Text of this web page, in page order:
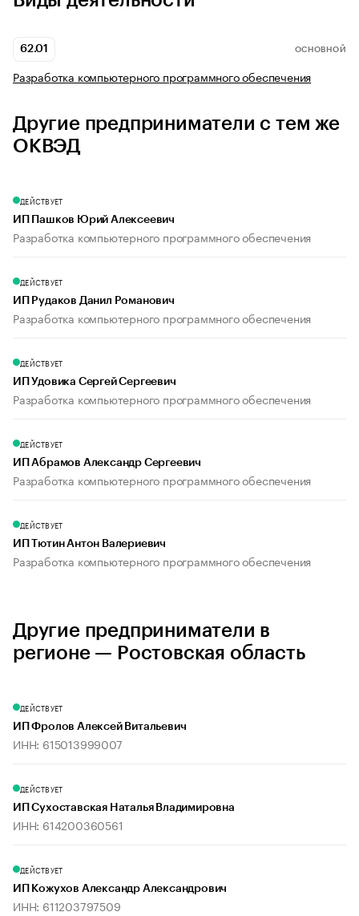
62.01 ОСНОВНОЙ
Разработка компьютерного программного обеспечения
Другие предприниматели с тем же
ОКВЭД
ДЕЙСТВУЕТ
ИП Пашков Юрий Алексеевич
Разработка компьютерного программного обеспечения
ДЕЙСТВУЕТ
ИП Рудаков Данил Романович
Разработка компьютерного программного обеспечения
ДЕЙСТВУЕТ
ИП Удовика Сергей Сергеевич
Разработка компьютерного программного обеспечения
ДЕЙСТВУЕТ
ИП Абрамов Александр Сергеевич
Разработка компьютерного программного обеспечения
ДЕЙСТВУЕТ
ИП Тютин Антон Валериевич
Разработка компьютерного программного обеспечения
Другие предприниматели в
регионе — Ростовская область
ДЕЙСТВУЕТ
ИП Фролов Алексей Витальевич
ИНН: 615013999007
ДЕЙСТВУЕТ
ИП Сухоставская Наталья Владимировна
ИНН: 614200360561
ДЕЙСТВУЕТ
ИП Кожухов Александр Александрович
ИНН: 611203797509